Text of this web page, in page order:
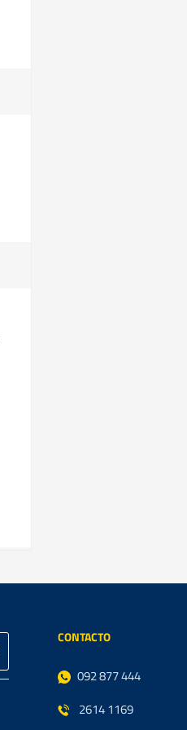
CONTACTO
092 877 444
2614 1169